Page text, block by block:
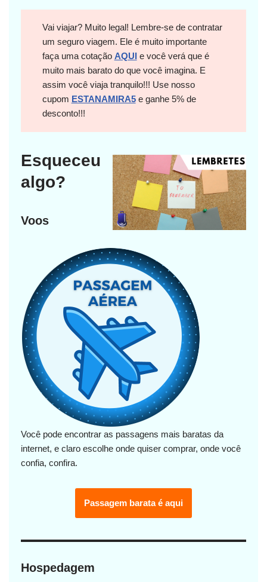
Vai viajar? Muito legal! Lembre-se de contratar
um seguro viagem. Ele é muito importante
faça uma cotação AQUIe você verá que é
muito mais barato do que você imagina. E
assim você viaja tranquilo!!! Use nosso
cupom ESTANAMIRA5e ganhe 5% de
desconto!!!
Esqueceu
algo?
Voos
Você pode encontrar as passagens mais baratas da
internet, e claro escolhe onde quiser comprar, onde você
confia, confira.
Passagem barata é aqui
Hospedagem